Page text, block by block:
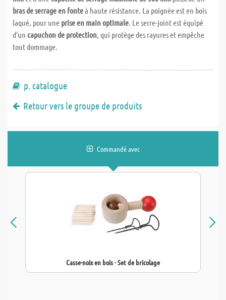
bras de serrage en fonteà haute résistance. La poignée est en bois
laqué, pour une prise en main optimale. Le serre-joint est équipé
d'un capuchon de protection, qui protège des rayures et empêche
tout dommage.
p. catalogue
Retour vers le groupe de produits
Commandé avec
Casse-noix en bois - Set de bricolage